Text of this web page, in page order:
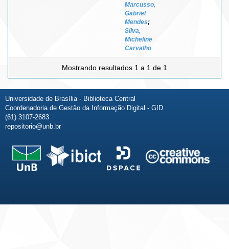
Marcusso,
Gabriel
Mendes;
Silva,
Micheline
Carvalho
Mostrando resultados 1 a 1 de 1
Universidade de Brasília - Biblioteca Central
Coordenadoria de Gestão da Informação Digital - GID
(61) 3107-2683
repositorio@unb.br